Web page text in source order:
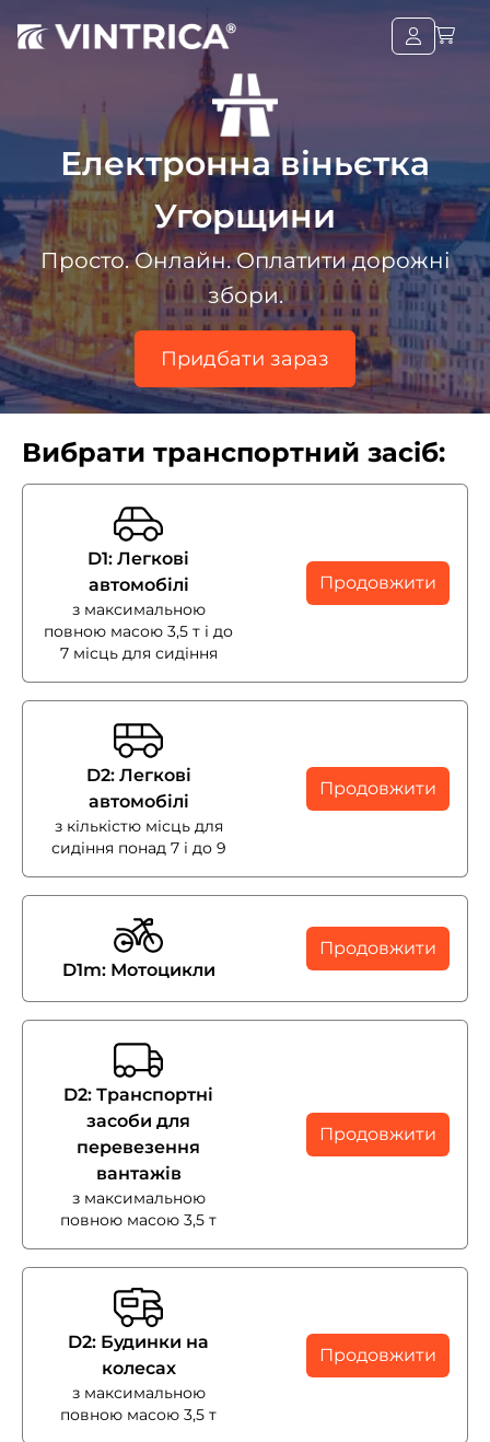
Електронна віньєтка
Угорщини
Просто. Онлайн. Оплатити дорожні
збори.
Придбати зараз
Вибрати транспортний засіб:
D1: Легкові
автомобілі
з максимальною
повною масою 3,5 т і до
7 місць для сидіння
Продовжити
D2: Легкові
автомобілі
з кількістю місць для
сидіння понад 7 і до 9
Продовжити
D1m: Мотоцикли
Продовжити
D2: Транспортні
засоби для
перевезення
вантажів
з максимальною
повною масою 3,5 т
Продовжити
D2: Будинки на
колесах
з максимальною
повною масою 3,5 т
Продовжити